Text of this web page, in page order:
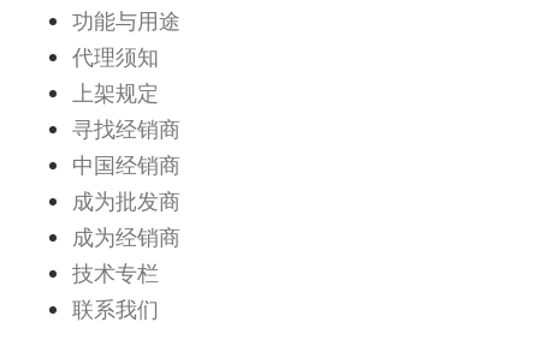
功能与用途
代理须知
上架规定
寻找经销商
中国经销商
成为批发商
成为经销商
技术专栏
联系我们